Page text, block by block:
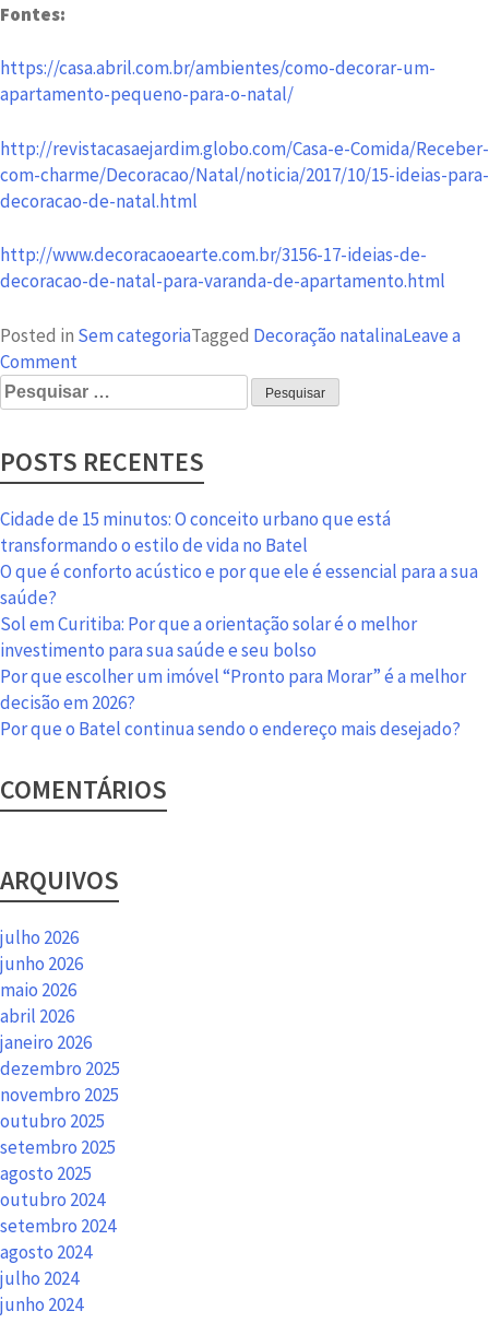
Fontes:
https://casa.abril.com.br/ambientes/como-decorar-um-
apartamento-pequeno-para-o-natal/
http://revistacasaejardim.globo.com/Casa-e-Comida/Receber-
com-charme/Decoracao/Natal/noticia/2017/10/15-ideias-para-
decoracao-de-natal.html
http://www.decoracaoearte.com.br/3156-17-ideias-de-
decoracao-de-natal-para-varanda-de-apartamento.html
Posted in Sem categoriaTagged Decoração natalinaLeave a
Comment
Decoração
natalina
sua
casa
entrar
no
clima
Pesquisar
por:
POSTS RECENTES
Cidade de 15 minutos: O conceito urbano que está
transformando o estilo de vida no Batel
O que é conforto acústico e por que ele é essencial para a sua
saúde?
Sol em Curitiba: Por que a orientação solar é o melhor
investimento para sua saúde e seu bolso
Por que escolher um imóvel “Pronto para Morar” é a melhor
decisão em 2026?
Por que o Batel continua sendo o endereço mais desejado?
COMENTÁRIOS
ARQUIVOS
julho 2026
junho 2026
maio 2026
abril 2026
janeiro 2026
dezembro 2025
novembro 2025
outubro 2025
setembro 2025
agosto 2025
outubro 2024
setembro 2024
agosto 2024
julho 2024
junho 2024